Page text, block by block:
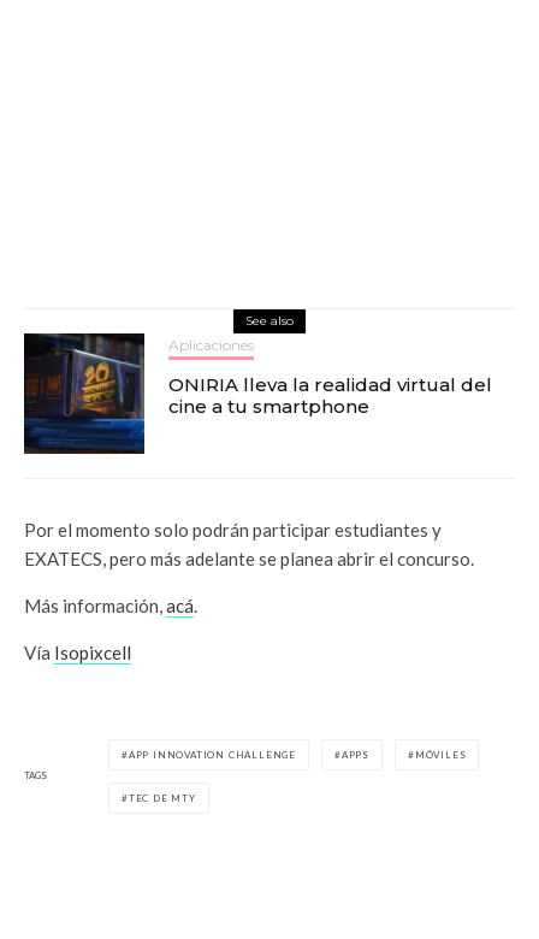
See also
Aplicaciones
ONIRIA lleva la realidad virtual del
cine a tu smartphone
Por el momento solo podrán participar estudiantes y
EXATECS, pero más adelante se planea abrir el concurso.
Más información,acá.
Vía Isopixcell
TAGS
APP INNOVATION CHALLENGE APPS MÓVILES
TEC DE MTY